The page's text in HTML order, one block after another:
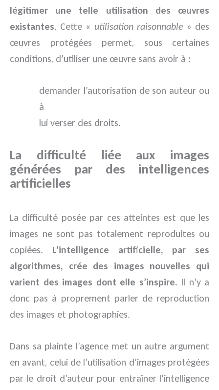
légitimer une telle utilisation des œuvres
existantes. Cette « utilisation raisonnable » des
œuvres protégées permet, sous certaines
conditions, d’utiliser une œuvre sans avoir à :
demander l’autorisation de son auteur ou
à
lui verser des droits.
La difficulté liée aux images
générées par des intelligences
artificielles
La difficulté posée par ces atteintes est que les
images ne sont pas totalement reproduites ou
copiées. L’intelligence artificielle, par ses
algorithmes, crée des images nouvelles qui
varient des images dont elle s’inspire. Il n’y a
donc pas à proprement parler de reproduction
des images et photographies.
Dans sa plainte l’agence met un autre argument
en avant, celui de l’utilisation d’images protégées
par le droit d’auteur pour entraîner l’intelligence